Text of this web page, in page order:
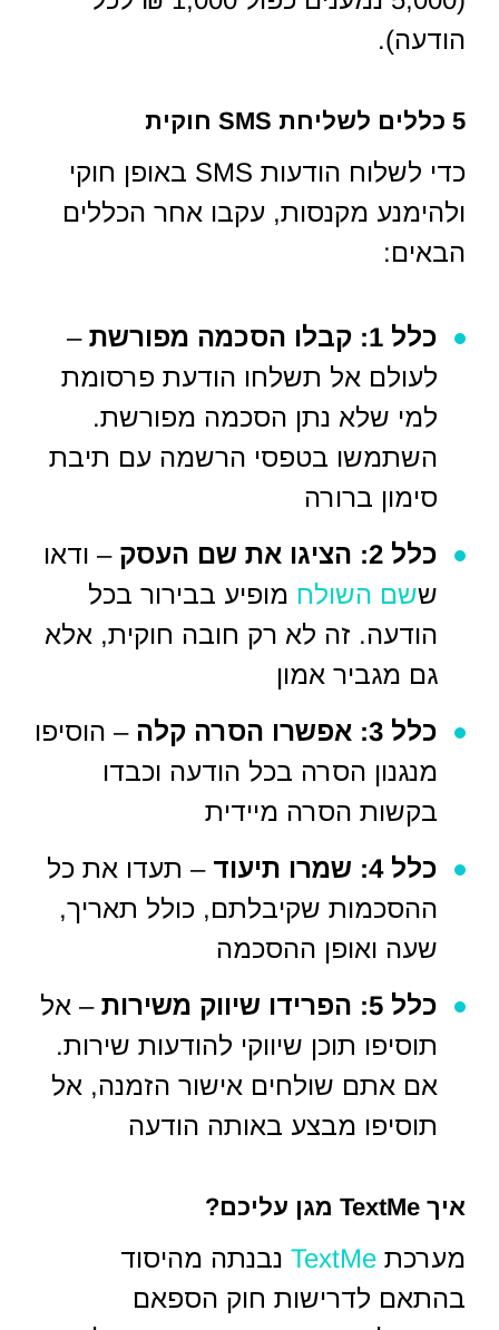
הודעה).
5 כללים לשליחת SMS חוקית
כדי לשלוח הודעות SMS באופן חוקי
ולהימנע מקנסות, עקבו אחר הכללים
הבאים:
כלל 1: קבלו הסכמה מפורשת
–
לעולם אל תשלחו הודעת פרסומת
למי שלא נתן הסכמה מפורשת.
השתמשו בטפסי הרשמה עם תיבת
סימון ברורה
כלל 2: הציגו את שם העסק
– ודאו
ששם השולח מופיע בבירור בכל
הודעה. זה לא רק חובה חוקית, אלא
גם מגביר אמון
כלל 3: אפשרו הסרה קלה
– הוסיפו
מנגנון הסרה בכל הודעה וכבדו
בקשות הסרה מיידית
כלל 4: שמרו תיעוד
– תעדו את כל
ההסכמות שקיבלתם, כולל תאריך,
שעה ואופן ההסכמה
כלל 5: הפרידו שיווק משירות
– אל
תוסיפו תוכן שיווקי להודעות שירות.
אם אתם שולחים אישור הזמנה, אל
תוסיפו מבצע באותה הודעה
איך TextMe מגן עליכם?
מערכת TextMe נבנתה מהיסוד
בהתאם לדרישות חוק הספאם